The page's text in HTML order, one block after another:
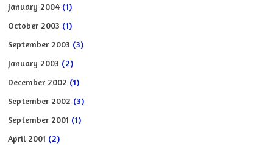
January 2004 (1)
October 2003 (1)
September 2003 (3)
January 2003 (2)
December 2002 (1)
September 2002 (3)
September 2001 (1)
April 2001 (2)